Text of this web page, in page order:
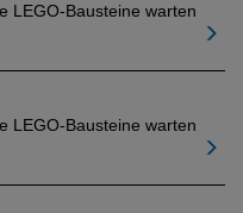
LEGO-Bausteine warten
LEGO-Bausteine warten